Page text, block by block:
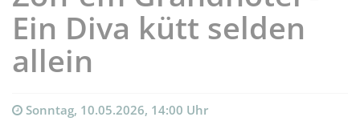
Ein Diva kütt selden
allein
Sonntag, 10.05.2026, 14:00 Uhr